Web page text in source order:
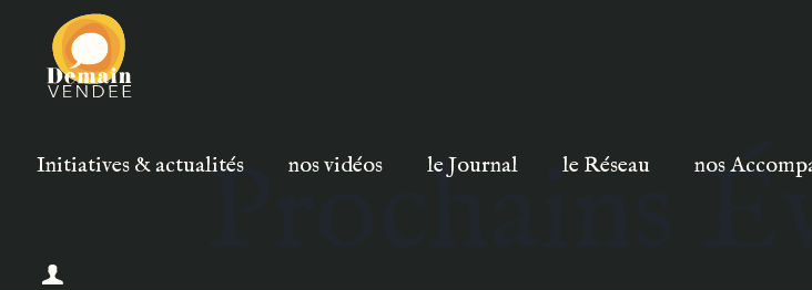
Initiatives & actualités nos vidéos le Journal le Réseau nos
Prochains